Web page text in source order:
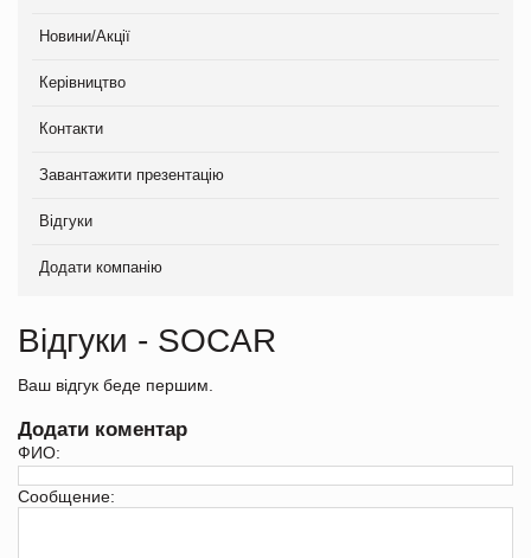
Новини/Акції
Керівництво
Контакти
Завантажити презентацію
Відгуки
Додати компанію
Відгуки - SOCAR
Ваш відгук беде першим.
Додати коментар
ФИО:
Сообщение: